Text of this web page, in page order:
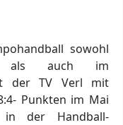
sowohl
als auch im
der TV Verl mit
Punkten im Mai
in der Handball-